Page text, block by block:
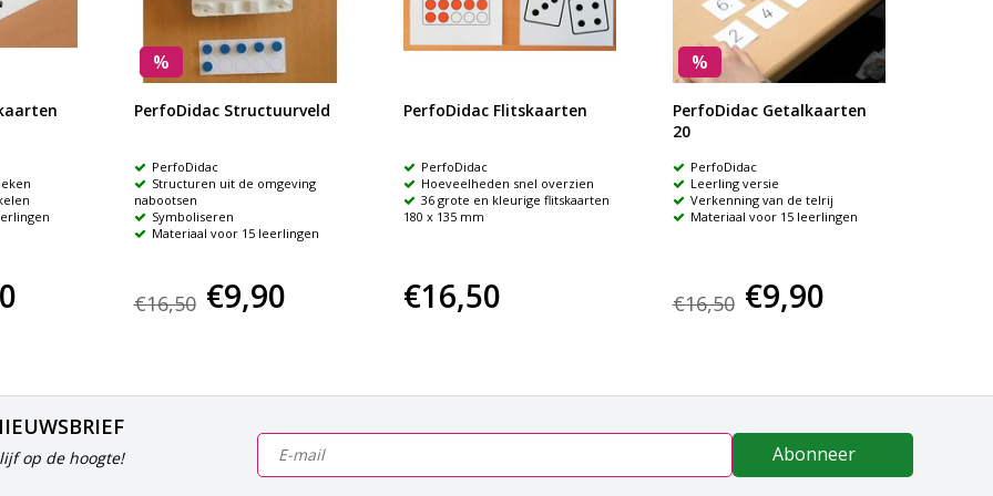
%
PerfoDidac Structuurveld
PerfoDidac
Structuren uit de omgeving
nabootsen
Symboliseren
Materiaal voor 15 leerlingen
€16,50 €9,90
PerfoDidac Flitskaarten
PerfoDidac
Hoeveelheden snel overzien
36 grote en kleurige flitskaarten
180 x 135 mm
€16,50
%
PerfoDidac Getalkaarten
20
PerfoDidac
Leerling versie
Verkenning van de telrij
Materiaal voor 15 leerlingen
€16,50 €9,90
op de hoogte! Abonneer